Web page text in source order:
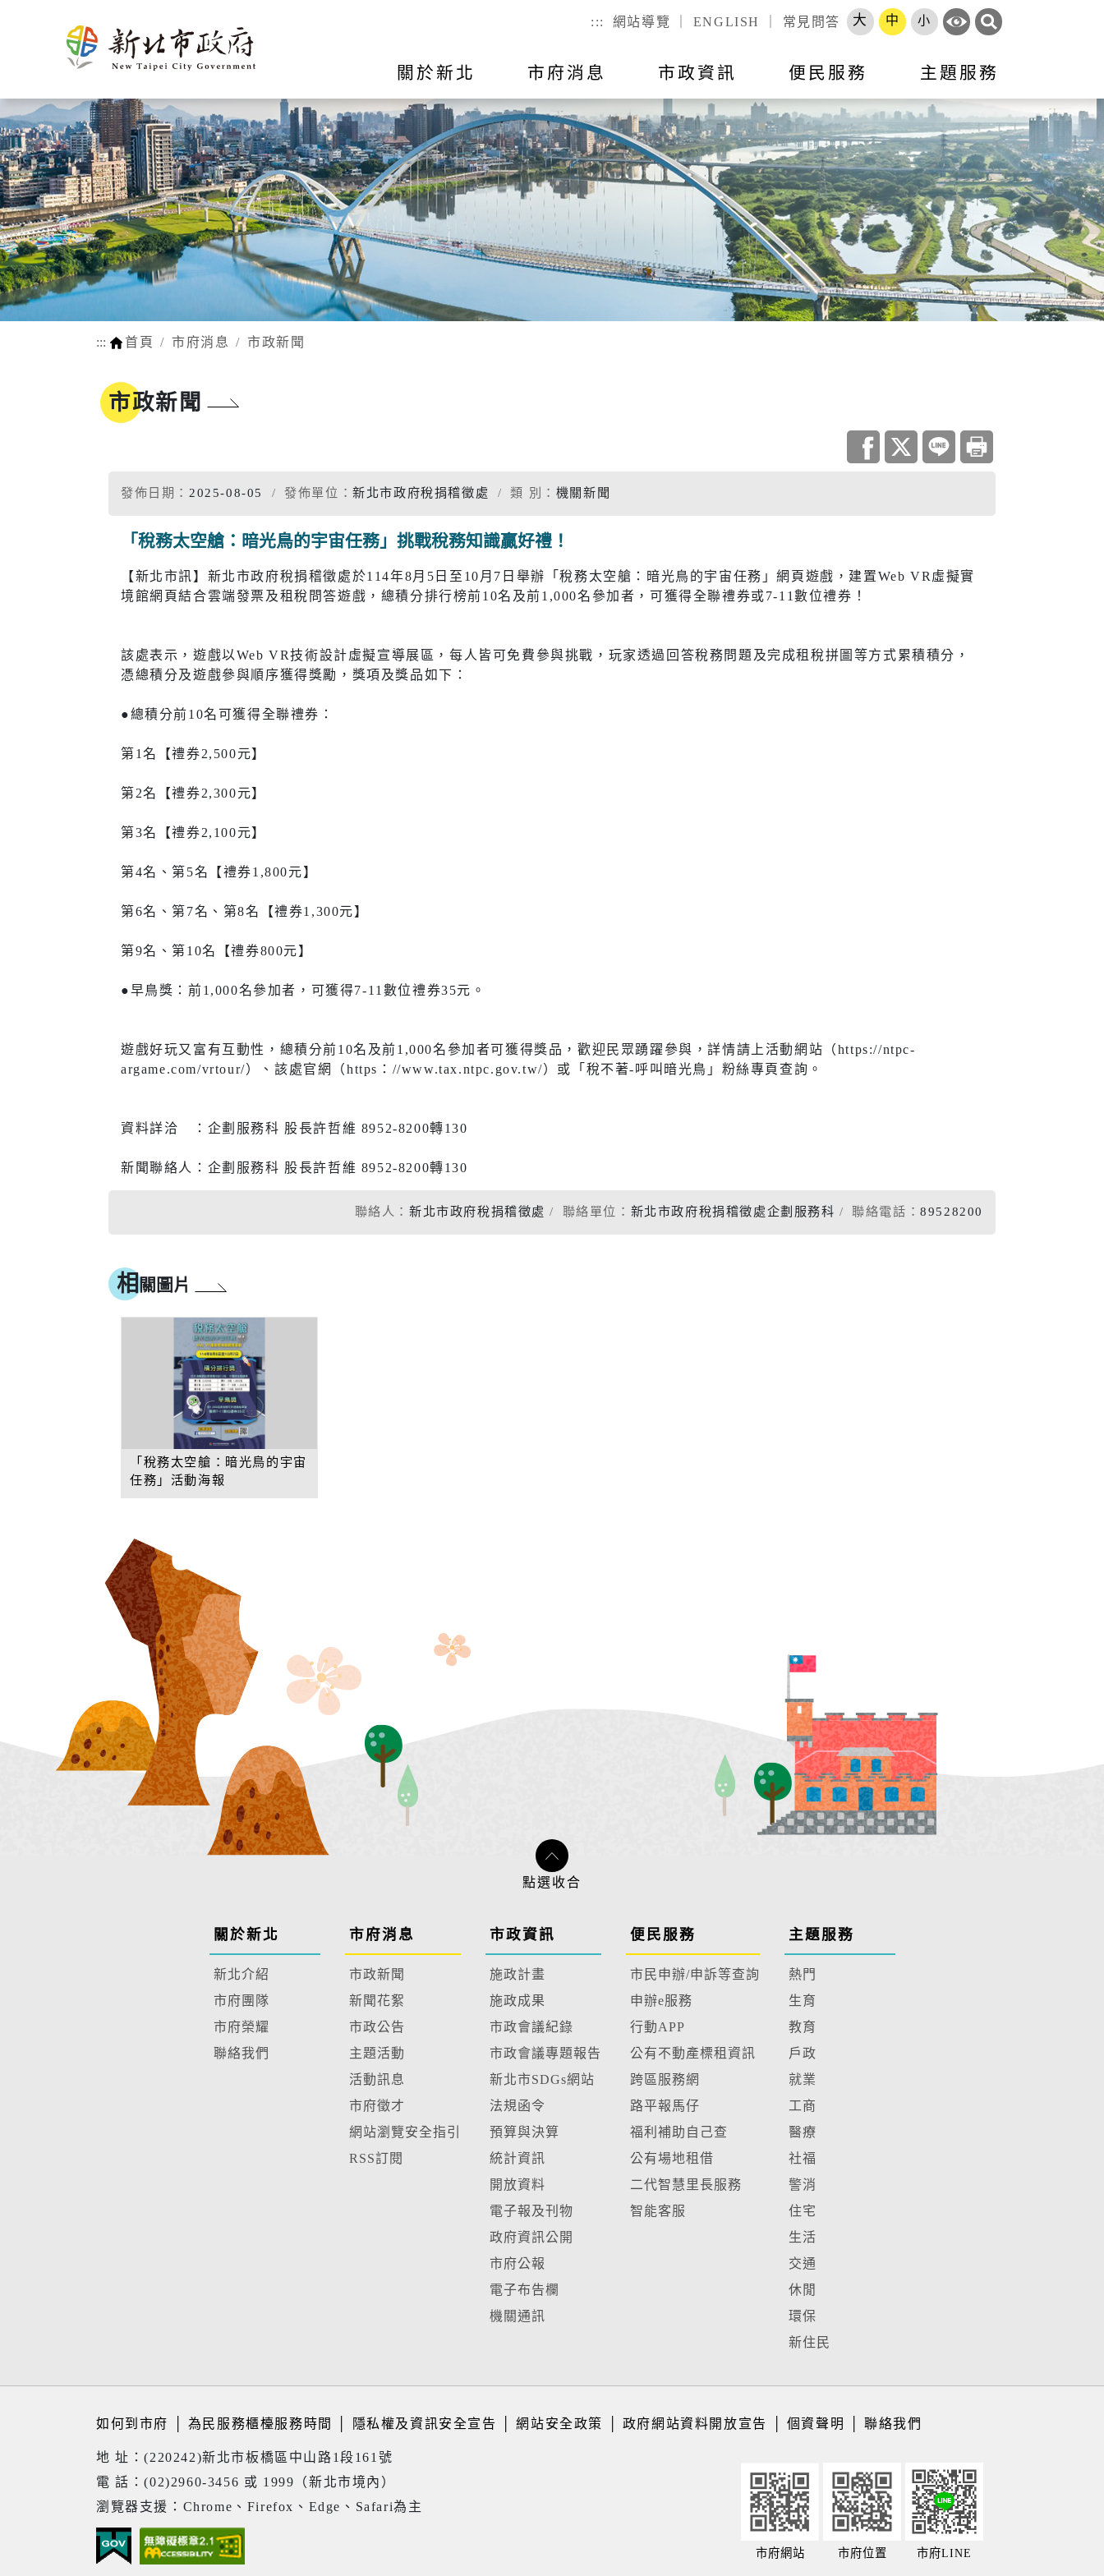
::: 網站導覽 ENGLISH 常見問答 大 中 小
關於新北
新北介
紹
地理氣候
人口概況
交通概述
文化
姊妹市及
友好城市
新北市標
誌
市府團
隊
市府組織
市政府
各機關
區公所
市府榮
耀
聯絡我
們
市府消息
市政新聞 新聞花絮 市政公告 主題活動 活動訊息
市府徵才 網站瀏覽安全指引 RSS訂閱
市政資訊
施政計畫 施政成果 出國報告 市政會議紀錄 市政會議專題報告
新北市SDGs網站 法規函令 預算與決算
總預算
總決算
統計資訊
議員所提地方建設建議
對民間團體補（捐）助
民生統計速報
開放資料
便民服務
市民申辦/申訴等查
詢
申辦e服務 行動APP 公有不動產標租資訊 跨區服務網
路平報馬仔 福利補助自己查 公有場地租借 二代智慧里長服務 智能客服
主題服務
熱門
動物認養
公設認養
網站連結
行動APP
常見問答
參與式預算
生育
孕前保健
生育獎勵
身心障礙者懷孕手冊
醫療保健
育兒托育
教育
幼兒
國小
國高中
特殊教育
學習階段資源
戶政
戶籍登記申辦須知
服務時間
戶政規費收費標準
戶籍罰鍰處罰金額基準
表
異地申辦項目
就業
就業資訊
勞工大學
市府徵才
職訓補給站
原住民人力資源網
促參招商網
醫療
衛生所入口網
醫療院所
警消 住宅
生活
新北市iMAP
氣象資訊
動物認養
公車資訊
免費新北市新巴士
新北捷運
新北市酒後代駕業者資
運動場館租借
藝文活動 新住民一站式服務
::: 首頁 市府消息 市政新聞
市政新聞
發佈日期： 2025-08-05 發佈單位：新北市政府稅捐稽徵處 類 別： 機關新聞
「稅務太空艙：暗光鳥的宇宙任務」挑戰稅務知識贏好禮！
【新北市訊】新北市政府稅捐稽徵處於114年8月5日至10月7日舉辦「稅務太空艙：暗光鳥的宇宙任務」網頁遊戲，建置Web VR虛擬實
境館網頁結合雲端發票及租稅問答遊戲，總積分排行榜前10名及前1,000名參加者，可獲得全聯禮券或7-11數位禮券！
該處表示，遊戲以Web VR技術設計虛擬宣導展區，每人皆可免費參與挑戰，玩家透過回答稅務問題及完成租稅拼圖等方式累積積分，
憑總積分及遊戲參與順序獲得獎勵，獎項及獎品如下：
●總積分前10名可獲得全聯禮券：
第1名【禮券2,500元】
第2名【禮券2,300元】
第3名【禮券2,100元】
第4名、第5名【禮券1,800元】
第6名、第7名、第8名【禮券1,300元】
第9名、第10名【禮券800元】
●早鳥獎：前1,000名參加者，可獲得7-11數位禮券35元。
遊戲好玩又富有互動性，總積分前10名及前1,000名參加者可獲得獎品，歡迎民眾踴躍參與，詳情請上活動網站（https://ntpc-
argame.com/vrtour/）、該處官網（https：//www.tax.ntpc.gov.tw/）或「稅不著-呼叫暗光鳥」粉絲專頁查詢。
資料詳洽 ：企劃服務科 股長許哲維 8952-8200轉130
新聞聯絡人：企劃服務科 股長許哲維 8952-8200轉130
聯絡人： 新北市政府稅捐稽徵處 聯絡單位： 新北市政府稅捐稽徵處企劃服務科 聯絡電話：89528200
相 關圖片
「稅務太空艙：暗光鳥的宇宙
任務」活動海報
關於新北
新北介紹
市府團隊
市府榮耀
聯絡我們
市府消息
市政新聞
新聞花絮
市政公告
主題活動
活動訊息
市府徵才
網站瀏覽安全指引
RSS訂閱
市政資訊
施政計畫
施政成果
市政會議紀錄
市政會議專題報告
新北市SDGs網站
法規函令
預算與決算
統計資訊
開放資料
電子報及刊物
政府資訊公開
市府公報
電子布告欄
機關通訊
便民服務
市民申辦/申訴等查詢
申辦e服務
行動APP
公有不動產標租資訊
跨區服務網
路平報馬仔
福利補助自己查
公有場地租借
二代智慧里長服務
智能客服
主題服務
熱門
生育
教育
戶政
就業
工商
醫療
社福
警消
住宅
生活
交通
休閒
環保
新住民
如何到市府 為民服務櫃檯服務時間 隱私權及資訊安全宣告 │網站安全政策 政府網站資料開放宣告 個資聲明 聯絡我們
地 址：(220242)新北市板橋區中山路1段161號
電 話：(02)2960-3456 或 1999（新北市境內）
瀏覽器支援：Chrome、Firefox、Edge、Safari為主
市府網站 市府位置 市府LINE